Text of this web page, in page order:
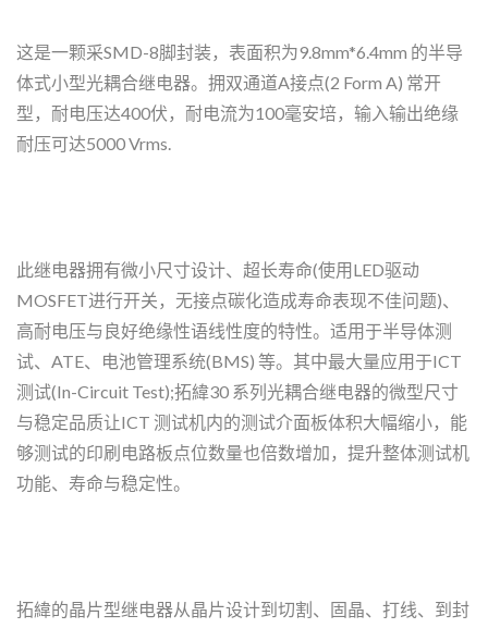
这是一颗采SMD-8脚封装，表面积为9.8mm*6.4mm 的半导
体式小型光耦合继电器。拥双通道A接点(2 Form A) 常开
型，耐电压达400伏，耐电流为100毫安培，输入输出绝缘
耐压可达5000 Vrms.
此继电器拥有微小尺寸设计、超长寿命(使用LED驱动
MOSFET进行开关，无接点碳化造成寿命表现不佳问题)、
高耐电压与良好绝缘性语线性度的特性。适用于半导体测
试、ATE、电池管理系统(BMS) 等。其中最大量应用于ICT
测试(In-Circuit Test);拓緯30 系列光耦合继电器的微型尺寸
与稳定品质让ICT 测试机内的测试介面板体积大幅缩小，能
够测试的印刷电路板点位数量也倍数增加，提升整体测试机
功能、寿命与稳定性。
拓緯的晶片型继电器从晶片设计到切割、固晶、打线、到封